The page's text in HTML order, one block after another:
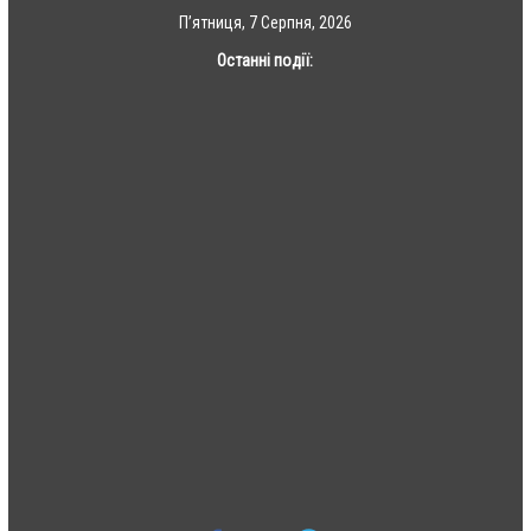
П’ятниця, 7 Серпня, 2026
Останні події: